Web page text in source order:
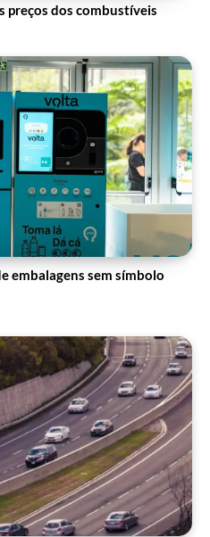
preços dos combustíveis
embalagens sem símbolo